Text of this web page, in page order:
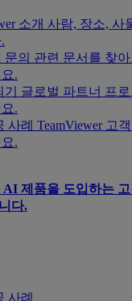
소개 사람, 장소, 사
문의 관련 문서를 찾
.
글로벌 파트너 프로
.
사례 TeamViewer 고
.
AI 제품을 도입하는
다.
사례